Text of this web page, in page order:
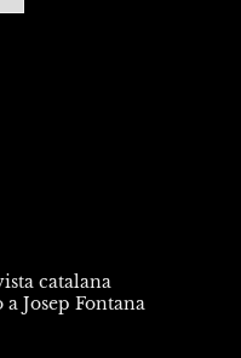
catalana
Josep Fontana